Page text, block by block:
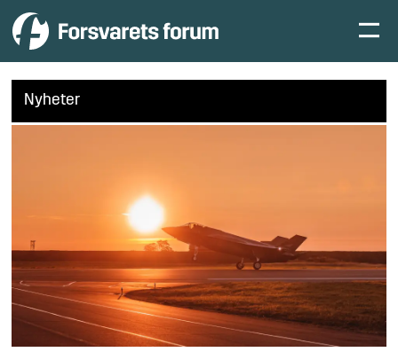
Nyheter